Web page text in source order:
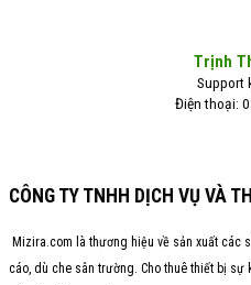
Trịnh
Support
Điện thoại:
CÔNG TY TNHH DỊCH VỤ VÀ
Mizira.com là thương hiệu về sản xuất các
cáo, dù che sân trường. Cho thuê thiết bị